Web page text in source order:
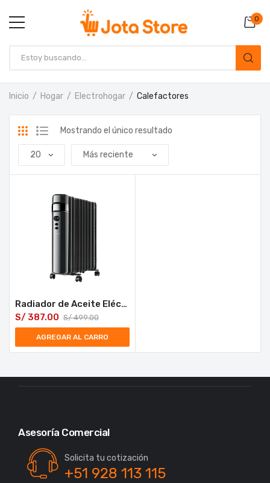
0
Inicio Hogar Electrohogar Calefactores
Mostrando el único resultado
Radiador de Aceite Eléctrico Taurus Agadir 2500 Connect
S/499.00
S/ 387.00
AGREGAR AL CARRO
Asesoría Comercial
Solicita tu cotización
+51 928 113 115